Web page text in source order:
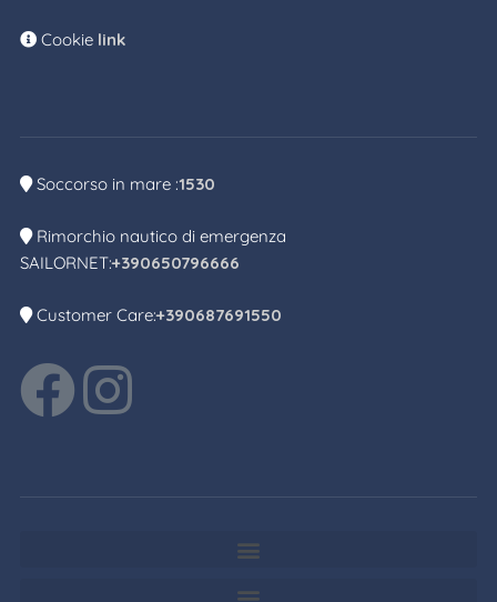
Cookie link
Soccorso in mare :1530
Rimorchio nautico di emergenza
SAILORNET:+390650796666
Customer Care:+390687691550